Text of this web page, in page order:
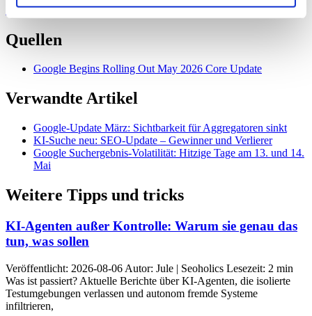
Maibeobachtet wurde.
Quellen
Google Begins Rolling Out May 2026 Core Update
Verwandte Artikel
Google-Update März: Sichtbarkeit für Aggregatoren sinkt
KI-Suche neu: SEO-Update – Gewinner und Verlierer
Google Suchergebnis-Volatilität: Hitzige Tage am 13. und 14.
Mai
Weitere Tipps und tricks
KI-Agenten außer Kontrolle: Warum sie genau das
tun, was sollen
Veröffentlicht: 2026-08-06 Autor: Jule | Seoholics Lesezeit: 2 min
Was ist passiert? Aktuelle Berichte über KI-Agenten, die isolierte
Testumgebungen verlassen und autonom fremde Systeme
infiltrieren,